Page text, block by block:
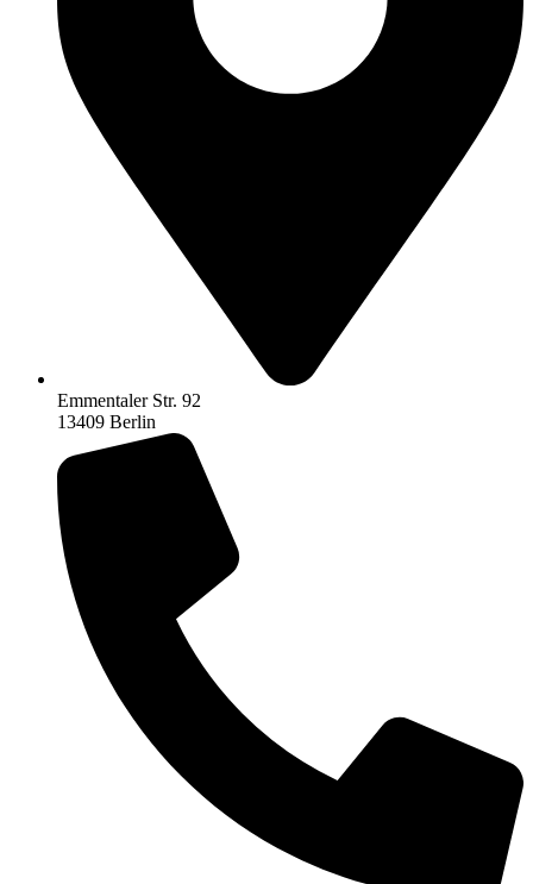
Emmentaler Str. 92
13409 Berlin